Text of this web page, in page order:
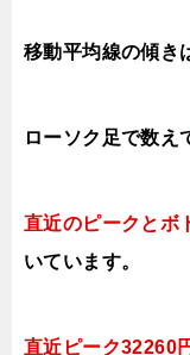
移動平均線の傾き
ローソク足で数え
直近のピークとボ
いています。
直近ピーク32260